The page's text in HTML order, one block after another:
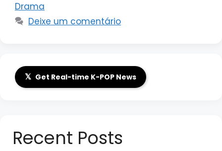
Drama
Deixe um comentário
𝕏 Get Real-time K-POP News
Recent Posts